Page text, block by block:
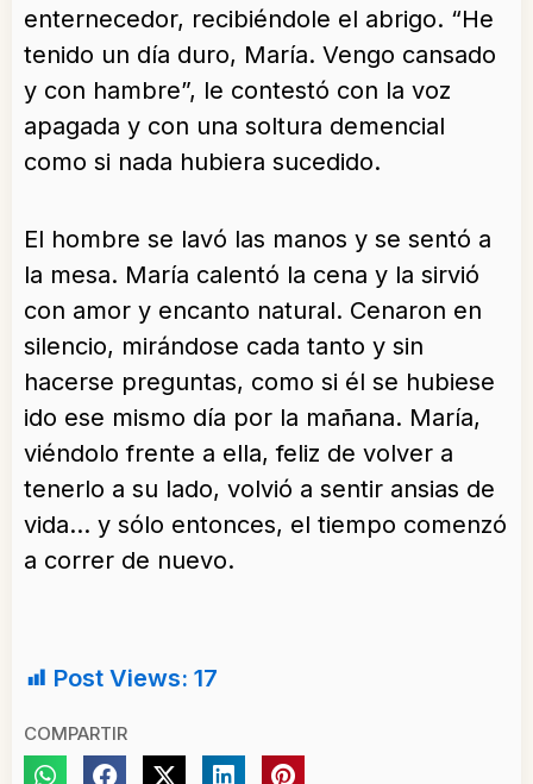
enternecedor, recibiéndole el abrigo. “He
tenido un día duro, María. Vengo cansado
y con hambre”, le contestó con la voz
apagada y con una soltura demencial
como si nada hubiera sucedido.
El hombre se lavó las manos y se sentó a
la mesa. María calentó la cena y la sirvió
con amor y encanto natural. Cenaron en
silencio, mirándose cada tanto y sin
hacerse preguntas, como si él se hubiese
ido ese mismo día por la mañana. María,
viéndolo frente a ella, feliz de volver a
tenerlo a su lado, volvió a sentir ansias de
vida… y sólo entonces, el tiempo comenzó
a correr de nuevo.
Post Views: 17
COMPARTIR